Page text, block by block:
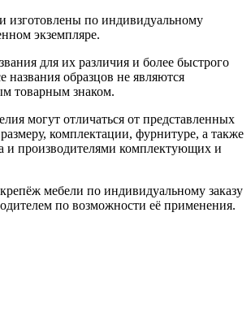
изготовлены по индивидуальному
экземпляре.
для их различия и более быстрого
названия образцов не являются
товарным знаком.
могут отличаться от представленных
комплектации, фурнитуре, а также
и производителями комплектующих и
мебели по индивидуальному заказу
по возможности её применения.